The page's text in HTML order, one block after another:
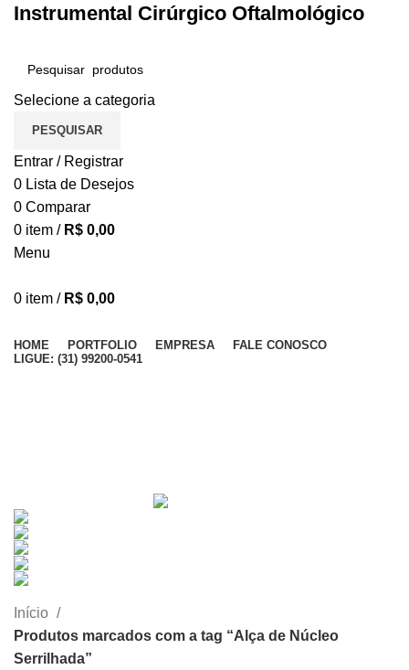
Instrumental Cirúrgico Oftalmológico
Selecione a categoria
PESQUISAR
Entrar / Registrar
0 Lista de Desejos
0 Comparar
0 item / R$ 0,00
Menu
0 item / R$ 0,00
HOME PORTFOLIO EMPRESA
FALE CONOSCO
LIGUE: (31) 99200-0541
Início
Produtos marcados com a tag “Alça de Núcleo
Serrilhada”